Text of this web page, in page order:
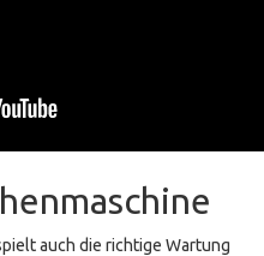
auch die richtige Wartung